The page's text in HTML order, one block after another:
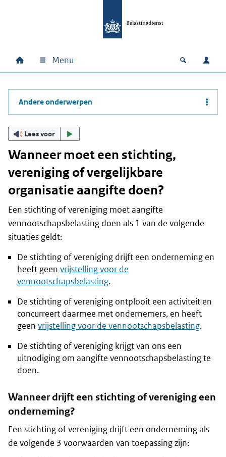
Hoofdnavigatie
Home Menu Open
Andere onderwerpen
Lees voor
Wanneer moet een stichting,
vereniging of vergelijkbare
organisatie aangifte doen?
Een stichting of vereniging moet aangifte
vennootschapsbelasting doen als 1 van de volgende
situaties geldt:
De stichting of vereniging drijft een onderneming en
heeft geen vrijstelling voor de
vennootschapsbelasting.
De stichting of vereniging ontplooit een activiteit en
concurreert daarmee met ondernemers, en heeft
geen vrijstelling voor de vennootschapsbelasting.
De stichting of vereniging krijgt van ons een
uitnodiging om aangifte vennootschapsbelasting te
doen.
Wanneer drijft een stichting of vereniging een
onderneming?
Een stichting of vereniging drijft een onderneming als
de volgende 3 voorwaarden van toepassing zijn: